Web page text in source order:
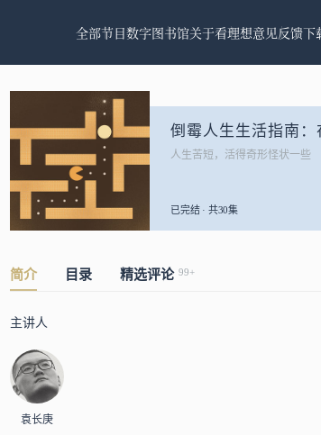
全部节目数字图书馆关于看理想意见反馈下
倒霉人生生活指南
人生苦短，活得奇形怪状一些
已完结 · 共30集
简介 目录 精选评论 99+
主讲人
袁长庚